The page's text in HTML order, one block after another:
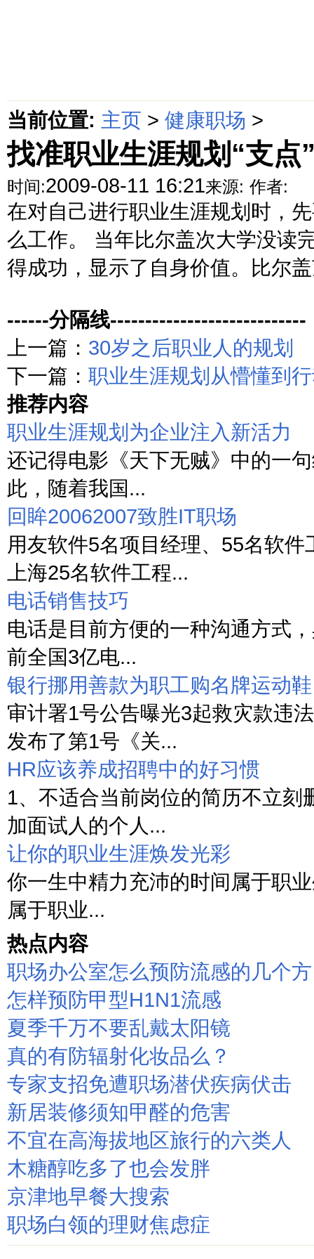
当前位置: 主页 > 健康职场 >
找准职业生涯规划“支点
时间:2009-08-11 16:21来源: 作者:
在对自己进行职业生涯规划时，
么工作。 当年比尔盖次大学没读
得成功，显示了自身价值。比尔
------分隔线----------------------------
上一篇： 30岁之后职业人的规划
下一篇： 职业生涯规划从懵懂到
推荐内容
职业生涯规划为企业注入新活力
还记得电影《天下无贼》中的一
此，随着我国...
回眸20062007致胜IT职场
用友软件5名项目经理、55名软
上海25名软件工程...
电话销售技巧
电话是目前方便的一种沟通方式
前全国3亿电...
银行挪用善款为职工购名牌运动鞋
审计署1号公告曝光3起救灾款违
发布了第1号《关...
HR应该养成招聘中的好习惯
1、不适合当前岗位的简历不立
加面试人的个人...
让你的职业生涯焕发光彩
你一生中精力充沛的时间属于职
属于职业...
热点内容
职场办公室怎么预防流感的几个方
怎样预防甲型H1N1流感
夏季千万不要乱戴太阳镜
真的有防辐射化妆品么？
专家支招免遭职场潜伏疾病伏击
新居装修须知甲醛的危害
不宜在高海拔地区旅行的六类人
木糖醇吃多了也会发胖
京津地早餐大搜索
职场白领的理财焦虑症